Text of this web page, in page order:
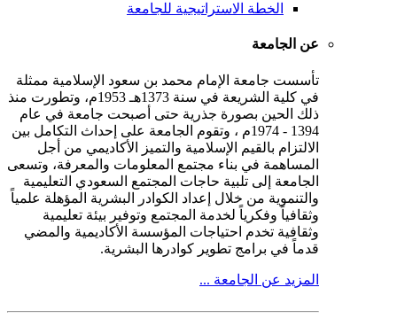
الخطة الاستراتيجية للجامعة
عن الجامعة
تأسست جامعة الإمام محمد بن سعود الإسلامية ممثلة
في كلية الشريعة في سنة 1373هـ 1953م، وتطورت منذ
ذلك الحين بصورة جذرية حتى أصبحت جامعة في عام
1394 - 1974م ، وتقوم الجامعة على إحداث التكامل بين
الالتزام بالقيم الإسلامية والتميز الأكاديمي من أجل
المساهمة في بناء مجتمع المعلومات والمعرفة، وتسعى
الجامعة إلى تلبية حاجات المجتمع السعودي التعليمية
والتنموية من خلال إعداد الكوادر البشرية المؤهلة علمياً
وثقافياً وفكرياً لخدمة المجتمع وتوفير بيئة تعليمية
وثقافية تخدم احتياجات المؤسسة الأكاديمية والمضي
قدماً في برامج تطوير كوادرها البشرية.
المزيد عن الجامعة ...